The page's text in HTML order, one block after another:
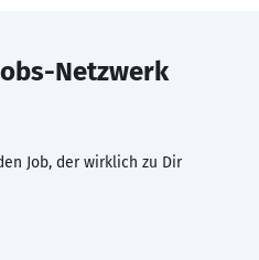
Netzwerk
Job, der wirklich zu Dir